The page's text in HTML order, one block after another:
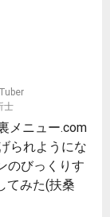
士
メニュー.com
られようにな
のびっくりす
てみた(扶桑